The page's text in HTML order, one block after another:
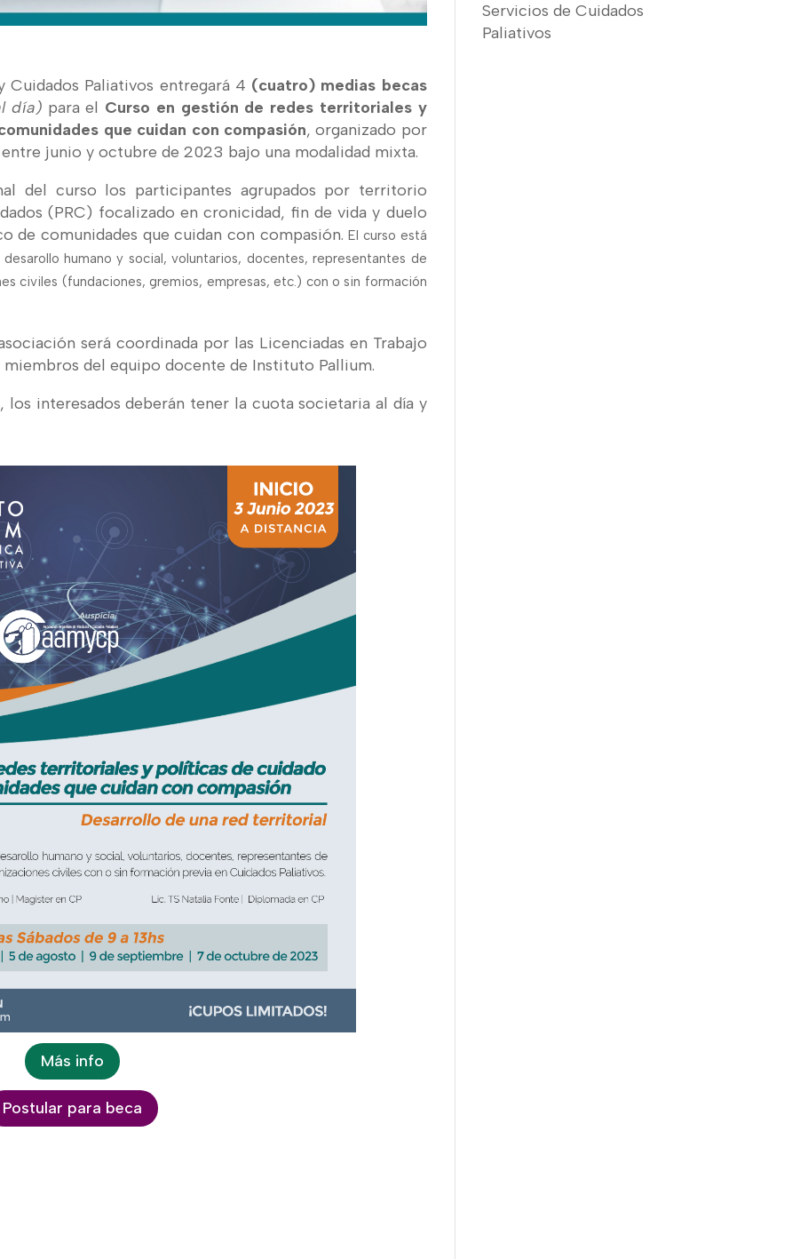
Cuidados Paliativos entregará 4 (cuatro) medias becas
día) para el Curso en gestión de redes territoriales y
que cuidan con compasión, organizado por
junio y octubre de 2023 bajo una modalidad mixta.
del curso los participantes agrupados por territorio
(PRC) focalizado en cronicidad, fin de vida y duelo
de comunidades que cuidan con compasión.El curso está
humano y social, voluntarios, docentes, representantes de
civiles (fundaciones, gremios, empresas, etc.) con o sin formación
será coordinada por las Licenciadas en Trabajo
miembros del equipo docente de Instituto Pallium.
, los interesados deberán tener la cuota societaria al día y
Más info
Postular para beca
Servicios de Cuidados
Paliativos